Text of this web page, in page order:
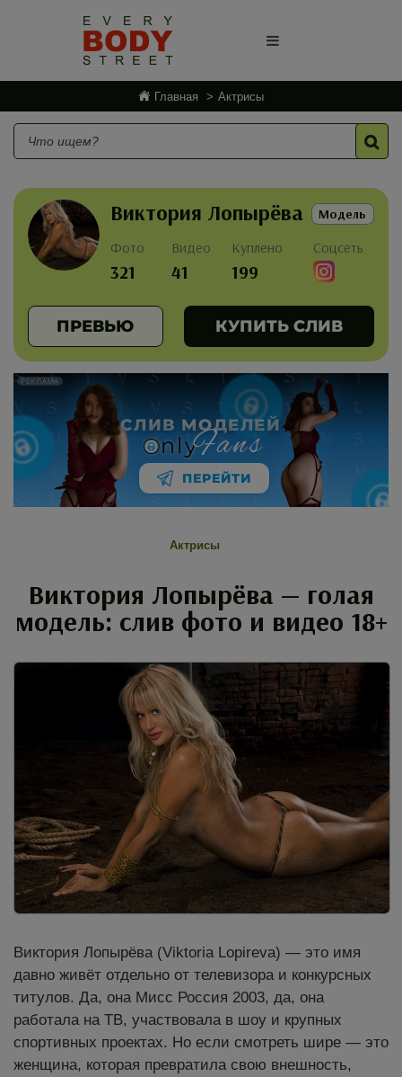
Главная Актрисы
Виктория Лопырёва Модель
Фото
321
Видео
41
Куплено
199
Соцсеть
ПРЕВЬЮ КУПИТЬ СЛИВ
РЕКЛАМА
СЛИВ МОДЕЛЕЙ
nlyFans
ПЕРЕЙТИ
Актрисы
Виктория Лопырёва — голая
модель: слив фото и видео 18+
Виктория Лопырёва (Viktoria Lopireva) — это имя
давно живёт отдельно от телевизора и конкурсных
титулов. Да, она Мисс Россия 2003, да, она
работала на ТВ, участвовала в шоу и крупных
спортивных проектах. Но если смотреть шире — это
женщина, которая превратила свою внешность,